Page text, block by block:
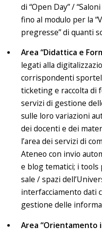
di “Open Day” /
fino al modulo per la
pregresse” di quanti
Area “Didattica e
legati alla
corrispondenti
ticketing e raccolta di
servizi di gestione
sulle loro variazioni
dei docenti e dei
l’area dei servizi di
Ateneo con invio
e blog tematici; i
sale / spazi
interfacciamento dati
gestione delle
Area “Orientamento